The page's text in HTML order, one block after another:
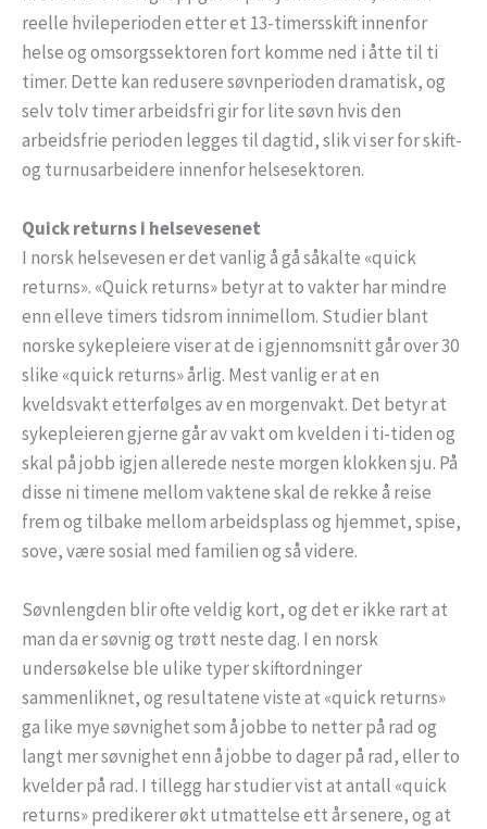
reelle hvileperioden etter et 13-timersskift innenfor
helse og omsorgssektoren fort komme ned i åtte til ti
timer. Dette kan redusere søvnperioden dramatisk, og
selv tolv timer arbeidsfri gir for lite søvn hvis den
arbeidsfrie perioden legges til dagtid, slik vi ser for skift-
og turnusarbeidere innenfor helsesektoren.
Quick returns i helsevesenet
I norsk helsevesen er det vanlig å gå såkalte «quick
returns». «Quick returns» betyr at to vakter har mindre
enn elleve timers tidsrom innimellom. Studier blant
norske sykepleiere viser at de i gjennomsnitt går over 30
slike «quick returns» årlig. Mest vanlig er at en
kveldsvakt etterfølges av en morgenvakt. Det betyr at
sykepleieren gjerne går av vakt om kvelden i ti-tiden og
skal på jobb igjen allerede neste morgen klokken sju. På
disse ni timene mellom vaktene skal de rekke å reise
frem og tilbake mellom arbeidsplass og hjemmet, spise,
sove, være sosial med familien og så videre.
Søvnlengden blir ofte veldig kort, og det er ikke rart at
man da er søvnig og trøtt neste dag. I en norsk
undersøkelse ble ulike typer skiftordninger
sammenliknet, og resultatene viste at «quick returns»
ga like mye søvnighet som å jobbe to netter på rad og
langt mer søvnighet enn å jobbe to dager på rad, eller to
kvelder på rad. I tillegg har studier vist at antall «quick
returns» predikerer økt utmattelse ett år senere, og at